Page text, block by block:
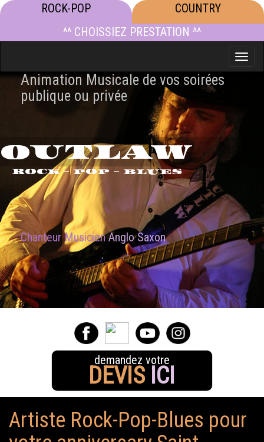
ROCK-POP
COUNTRY
^^ CHOISSIEZ PRESTATION ^^
Toggle
Animation Musicale de vos soirées
publique ou privée
OUTLAW
ROCK - POP - BLUES
Chanteur MusicienAnglo Saxon
demandez votre
DEVIS ICI
Artiste Rock-Pop-Blues pour